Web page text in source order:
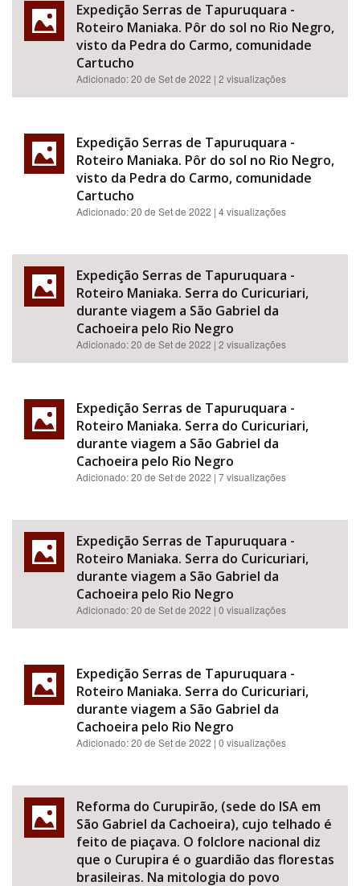
Expedição Serras de Tapuruquara -
Roteiro Maniaka. Pôr do sol no Rio Negro,
visto da Pedra do Carmo, comunidade
Cartucho
Adicionado:20 de Set de 2022 | 2 visualizações
Expedição Serras de Tapuruquara -
Roteiro Maniaka. Pôr do sol no Rio Negro,
visto da Pedra do Carmo, comunidade
Cartucho
Adicionado:20 de Set de 2022 | 4 visualizações
Expedição Serras de Tapuruquara -
Roteiro Maniaka. Serra do Curicuriari,
durante viagem a São Gabriel da
Cachoeira pelo Rio Negro
Adicionado:20 de Set de 2022 | 2 visualizações
Expedição Serras de Tapuruquara -
Roteiro Maniaka. Serra do Curicuriari,
durante viagem a São Gabriel da
Cachoeira pelo Rio Negro
Adicionado:20 de Set de 2022 | 7 visualizações
Expedição Serras de Tapuruquara -
Roteiro Maniaka. Serra do Curicuriari,
durante viagem a São Gabriel da
Cachoeira pelo Rio Negro
Adicionado:20 de Set de 2022 | 0 visualizações
Expedição Serras de Tapuruquara -
Roteiro Maniaka. Serra do Curicuriari,
durante viagem a São Gabriel da
Cachoeira pelo Rio Negro
Adicionado:20 de Set de 2022 | 0 visualizações
Reforma do Curupirão, (sede do ISA em
São Gabriel da Cachoeira), cujo telhado é
feito de piaçava. O folclore nacional diz
que o Curupira é o guardião das florestas
brasileiras. Na mitologia do povo